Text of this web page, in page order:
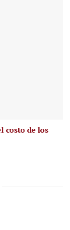
costo de los